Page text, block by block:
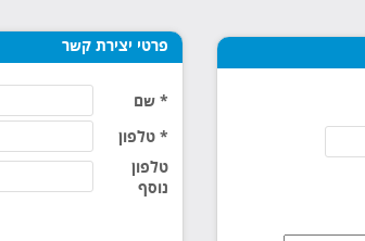
פרטי יצירת קשר
* שם
* טלפון
טלפון
נוסף